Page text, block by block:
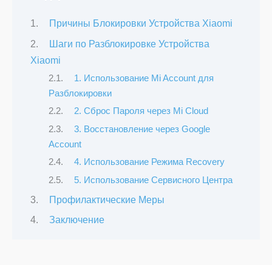
Причины Блокировки Устройства Xiaomi
Шаги по Разблокировке Устройства
Xiaomi
1. Использование Mi Account для
Разблокировки
2. Сброс Пароля через Mi Cloud
3. Восстановление через Google
Account
4. Использование Режима Recovery
5. Использование Сервисного Центра
Профилактические Меры
Заключение